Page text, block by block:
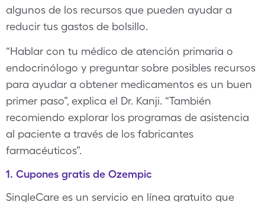
algunos de los recursos que pueden ayudar a
reducir tus gastos de bolsillo.
“Hablar con tu médico de atención primaria o
endocrinólogo y preguntar sobre posibles recursos
para ayudar a obtener medicamentos es un buen
primer paso”, explica el Dr. Kanji. “También
recomiendo explorar los programas de asistencia
al paciente a través de los fabricantes
farmacéuticos”.
1. Cupones gratis de Ozempic
SingleCare es un servicio en línea gratuito que